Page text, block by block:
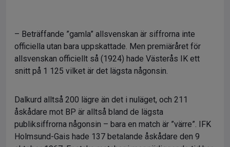
– Beträffande ”gamla” allsvenskan är siffrorna inte
officiella utan bara uppskattade. Men premiäråret för
allsvenskan officiellt så (1924) hade Västerås IK ett
snitt på 1 125 vilket är det lägsta någonsin.
Dalkurd alltså 200 lägre än det i nuläget, och 211
åskådare mot BP är alltså bland de lägsta
publiksiffrorna någonsin – bara en match är ”värre”. IFK
Holmsund-Gais hade 137 betalande åskådare den 9